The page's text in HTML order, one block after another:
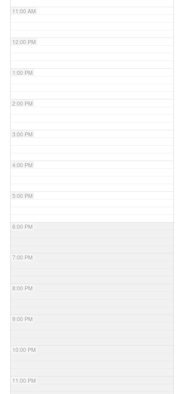
11:00 AM
12:00 PM
1:00 PM
2:00 PM
3:00 PM
4:00 PM
5:00 PM
6:00 PM
7:00 PM
8:00 PM
9:00 PM
10:00 PM
11:00 PM